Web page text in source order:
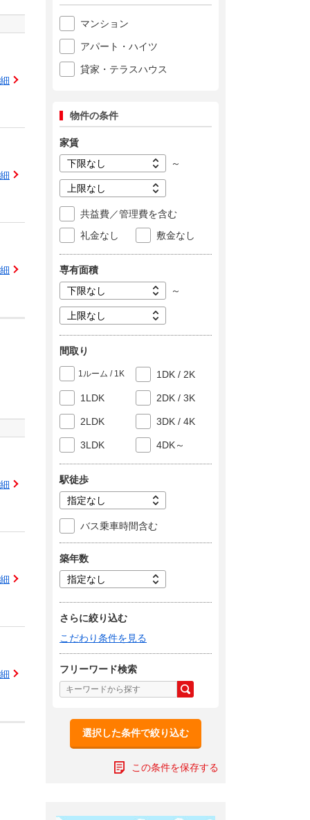
マンション
アパート・ハイツ
貸家・テラスハウス
物件の条件
家賃
～
共益費／管理費を含む
礼金なし
敷金なし
専有面積
～
間取り
1ルーム / 1K 1DK / 2K
1LDK 2DK / 3K
2LDK 3DK / 4K
3LDK 4DK～
駅徒歩
バス乗車時間含む
築年数
さらに絞り込む
こだわり条件を見る
フリーワード検索
選択した条件で絞り込む
この条件を保存する